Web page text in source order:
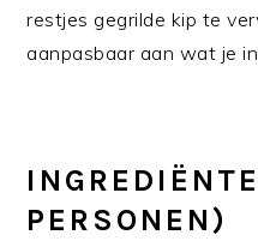
restjes gegrilde kip te
aanpasbaar aan wat je
PERSONEN)